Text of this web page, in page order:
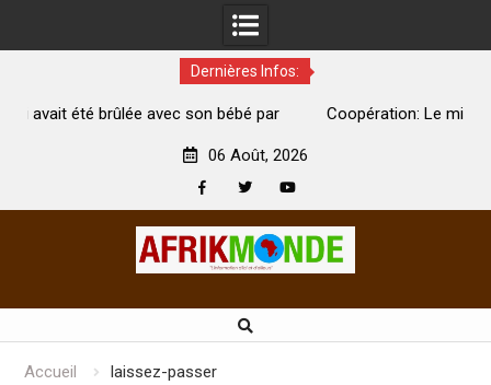
Dernières Infos:
son bébé par
Coopération: Le ministre Indien Kirti
06 Août, 2026
Accueil laissez-passer